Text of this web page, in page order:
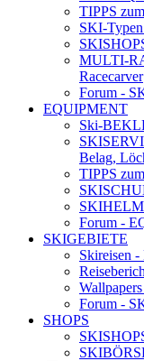
TIPPS
SKI-Typen
MULTI-
Racecarver
Forum -
EQUIPMENT
Ski-
Belag,
TIPPS
Forum -
SKIGEBIETE
Skireisen -
Wallpapers
Forum -
SHOPS